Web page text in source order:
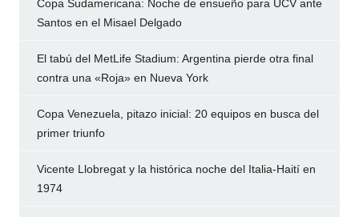
Copa Sudamericana: Noche de ensueño para UCV ante
Santos en el Misael Delgado
El tabú del MetLife Stadium: Argentina pierde otra final
contra una «Roja» en Nueva York
Copa Venezuela, pitazo inicial: 20 equipos en busca del
primer triunfo
Vicente Llobregat y la histórica noche del Italia-Haití en
1974